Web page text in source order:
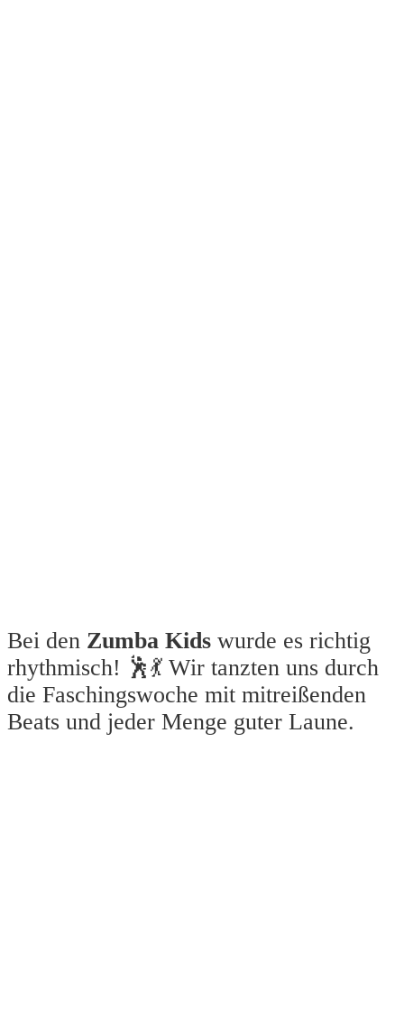
Bei den Zumba Kids wurde es richtig
rhythmisch! 🕺💃 Wir tanzten uns durch
die Faschingswoche mit mitreißenden
Beats und jeder Menge guter Laune.